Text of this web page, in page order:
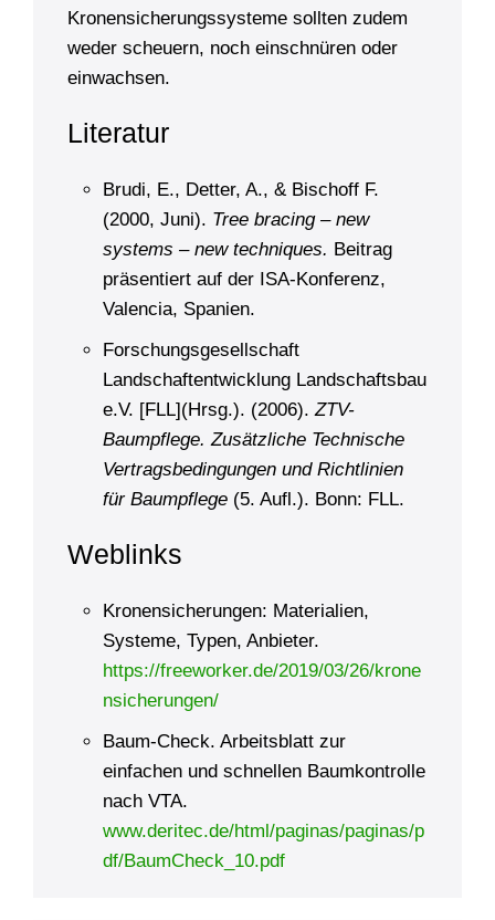
Kronensicherungssysteme sollten zudem
weder scheuern, noch einschnüren oder
einwachsen.
Literatur
Brudi, E., Detter, A., & Bischoff F.
(2000, Juni). Tree bracing – new
systems – new techniques. Beitrag
präsentiert auf der ISA-Konferenz,
Valencia, Spanien.
Forschungsgesellschaft
Landschaftentwicklung Landschaftsbau
e.V. [FLL](Hrsg.). (2006).ZTV-
Baumpflege. Zusätzliche Technische
Vertragsbedingungen und Richtlinien
für Baumpflege (5. Aufl.). Bonn: FLL.
Weblinks
Kronensicherungen: Materialien,
Systeme, Typen, Anbieter.
https://freeworker.de/2019/03/26/krone
nsicherungen/
Baum-Check. Arbeitsblatt zur
einfachen und schnellen Baumkontrolle
nach VTA.
www.deritec.de/html/paginas/paginas/p
df/BaumCheck_10.pdf